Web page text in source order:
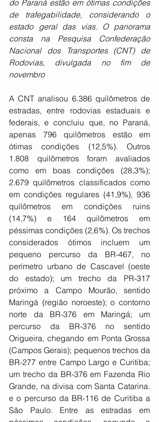
do Paraná estão em ótimas condições
de trafegabilidade, considerando o
estado geral das vias. O panorama
consta na Pesquisa Confederação
Nacional dos Transportes (CNT) de
Rodovias, divulgada no fim de
novembro
A CNT analisou 6.386 quilômetros de
estradas, entre rodovias estaduais e
federais, e concluiu que, no Paraná,
apenas 796 quilômetros estão em
ótimas condições (12,5%). Outros
1.808 quilômetros foram avaliados
como em boas condições (28,3%);
2.679 quilômetros classificados como
em condições regulares (41,9%), 936
quilômetros em condições ruins
(14,7%) e 164 quilômetros em
péssimas condições (2,6%). Os trechos
considerados ótimos incluem um
pequeno percurso da BR-467, no
perímetro urbano de Cascavel (oeste
do estado); um trecho da PR-317
próximo a Campo Mourão, sentido
Maringá (região noroeste); o contorno
norte da BR-376 em Maringá; um
percurso da BR-376 no sentido
Origueira, chegando em Ponta Grossa
(Campos Gerais); pequenos trechos da
BR-277 entre Campo Largo e Curitiba;
um trecho da BR-376 em Fazenda Rio
Grande, na divisa com Santa Catarina.
e o percurso da BR-116 de Curitiba a
São Paulo. Entre as estradas em